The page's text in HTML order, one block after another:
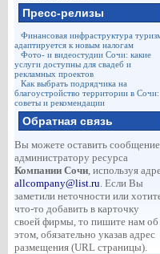
Пресс-релизы
Финансовая инфраструктура
адаптируется к новым налогам
Фото- и видеостудии Сочи: какие
услуги доступны для свадеб и
рекламных проектов
Как выбрать подрядчика на
благоустройство территории в Сочи:
советы и рекомендации
Обратная связь
Вы можете оставить сообщение
администратору ресурса
Компании Сочи, используя
allcompany@list.ru. Если Вы
заметили неточности или
что-то добавить в карточку
своей фирмы, то пишите нам об
этом, обязательно указав адрес
размещения (URL страницы).